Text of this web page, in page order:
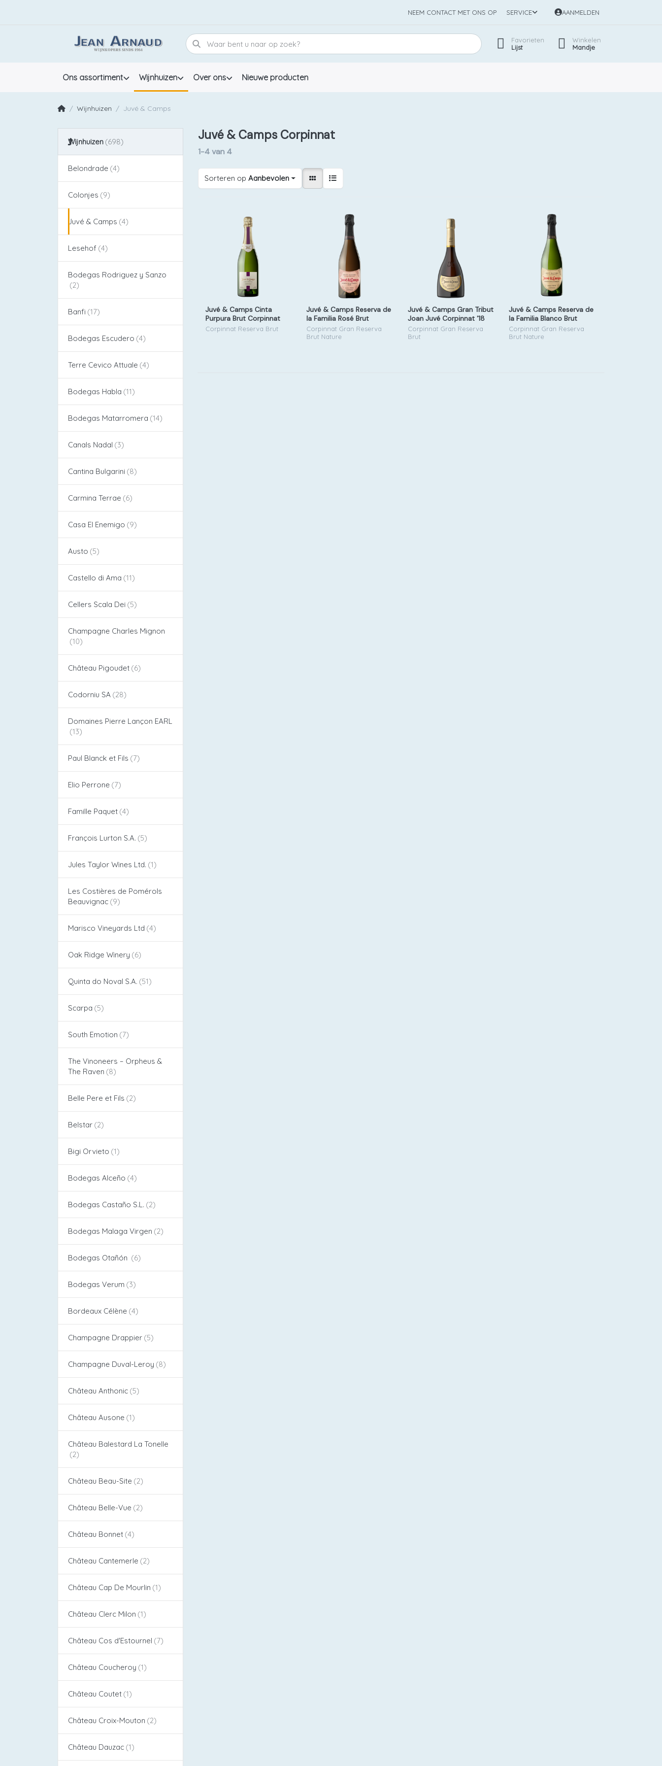
NEEM CONTACT MET ONS OP SERVICE AANMELDEN
Favorieten
Lijst
Winkelen
Mandje
Ons assortiment Wijnhuizen Over ons Nieuwe producten
Wijnhuizen Juvé & Camps
Wijnhuizen
Belondrade
Colonjes
Juvé & Camps
Lesehof
Bodegas Rodriguez y Sanzo
Banfi
Bodegas Escudero
Terre Cevico Attuale
Bodegas Habla
Bodegas Matarromera
Canals Nadal
Cantina Bulgarini
Carmina Terrae
Casa El Enemigo
Austo
Castello di Ama
Cellers Scala Dei
Champagne Charles Mignon
Château Pigoudet​
Codorniu SA
Domaines Pierre Lançon EARL
Paul Blanck et Fils
Elio Perrone
Famille Paquet
François Lurton S.A.
Jules Taylor Wines Ltd.
Les Costières de Pomérols
Beauvignac
Marisco Vineyards Ltd
Oak Ridge Winery
Quinta do Noval S.A.
Scarpa
South Emotion
The Vinoneers – Orpheus &
The Raven
Belle Pere et Fils
Belstar
Bigi Orvieto
Bodegas Alceño​
Bodegas Castaño S.L.
Bodegas Malaga Virgen
Bodegas Otañón
Bodegas Verum
Bordeaux Célène
Champagne Drappier
Champagne Duval-Leroy
Château Anthonic
Château Ausone
Château Balestard La Tonelle
Château Beau-Site
Château Belle-Vue
Château Bonnet
Château Cantemerle
Château Cap De Mourlin
Château Clerc Milon
Château Cos d'Estournel​
Château Coucheroy
Château Coutet
Château Croix-Mouton
Château Dauzac
Juvé & Camps Corpinnat
1-4van 4
Sorteren op Aanbevolen
Juvé & Camps Cinta
Purpura Brut Corpinnat
'22
Corpinnat Reserva Brut
Juvé & Camps Reserva de
la Familia Rosé Brut
Nature '22
Corpinnat Gran Reserva
Brut Nature
Juvé & Camps Gran Tribut
Joan Juvé Corpinnat '18
Corpinnat Gran Reserva
Brut
Juvé & Camps Reserva de
la Familia Blanco Brut
Nature '21
Corpinnat Gran Reserva
Brut Nature